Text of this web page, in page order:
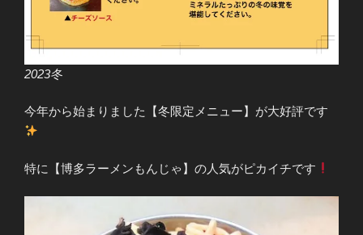
2023冬
今年から始まりました【冬限定メニュー】が大好評です
特に【博多ラーメンもんじゃ】の人気がピカイチです